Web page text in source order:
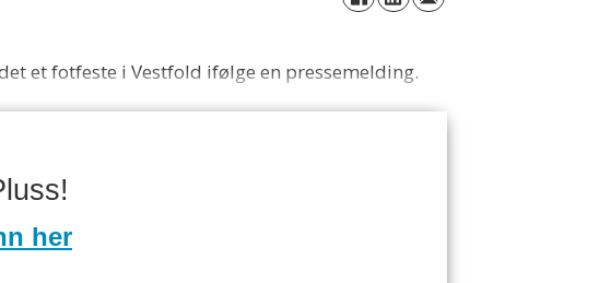
et fotfeste i Vestfold ifølge en pressemelding.
her